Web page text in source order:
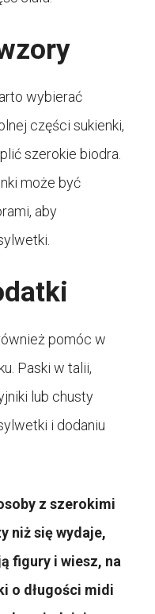
wybierać
części sukienki,
szerokie biodra.
może być
aby
pomóc w
Paski w talii,
lub chusty
i dodaniu
z szerokimi
niż się wydaje,
figury i wiesz, na
o długości midi